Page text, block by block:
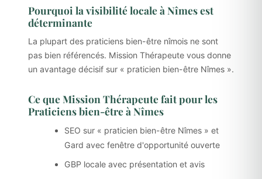
Pourquoi la visibilité locale à Nîmes est
déterminante
La plupart des praticiens bien-être nîmois ne sont
pas bien référencés. Mission Thérapeute vous donne
un avantage décisif sur « praticien bien-être Nîmes ».
Ce que Mission Thérapeute fait pour les
Praticiens bien-être à Nîmes
SEO sur « praticien bien-être Nîmes » et
Gard avec fenêtre d'opportunité ouverte
GBP locale avec présentation et avis